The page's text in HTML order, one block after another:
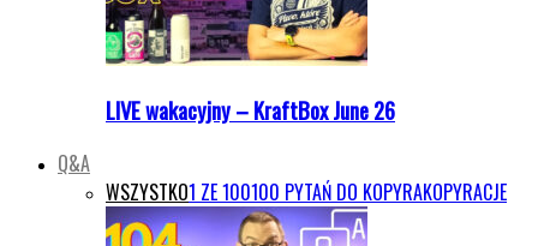
LIVE wakacyjny – KraftBox June 26
Q&A
WSZYSTKO1 ZE 100100 PYTAŃ DO KOPYRAKOPYRACJE